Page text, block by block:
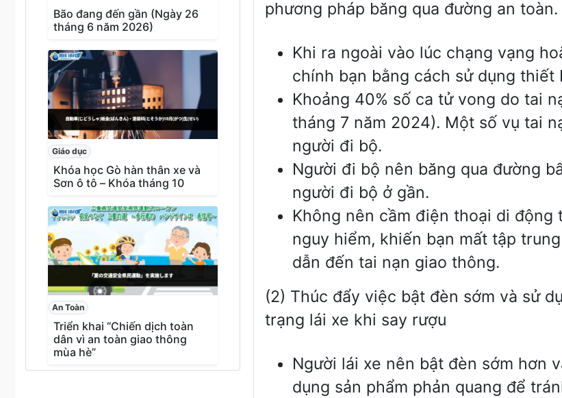
Bão đang đến gần (Ngày 26
tháng 6 năm 2026)
Giáo dục
Khóa học Gò hàn thân xe và
Sơn ô tô – Khóa tháng 10
An Toàn
Triển khai “Chiến dịch toàn
dân vì an toàn giao thông
mùa hè”
phương pháp băng qua đường an toàn.
Khi ra ngoài vào lúc chạng vạng
chính bạn bằng cách sử dụng thiết
Khoảng 40% số ca tử vong do tai
tháng 7 năm 2024). Một số vụ tai
người đi bộ.
Người đi bộ nên băng qua đường
người đi bộ ở gần.
Không nên cầm điện thoại di
nguy hiểm, khiến bạn mất tập
dẫn đến tai nạn giao thông.
(2) Thúc đẩy việc bật đèn sớm và sử
trạng lái xe khi say rượu
Người lái xe nên bật đèn sớm hơn
dụng sản phẩm phản quang để